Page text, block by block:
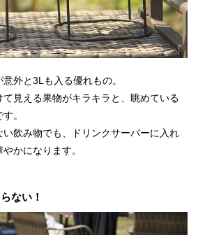
外と3Lも入る優れもの。
見える果物がキラキラと、眺めている
。
飲み物でも、ドリンクサーバーに入れ
かになります。
ない！